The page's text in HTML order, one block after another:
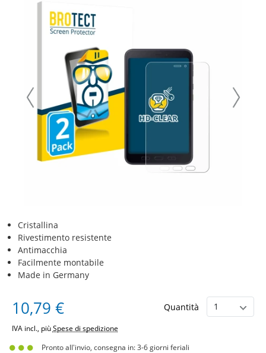
Cristallina
Rivestimento resistente
Antimacchia
Facilmente montabile
Made in Germany
10,79 € Quantità
IVA incl., piùSpese di spedizione
Pronto all'invio, consegna in: 3-6 giorni feriali